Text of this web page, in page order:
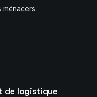
ménagers
de logistique